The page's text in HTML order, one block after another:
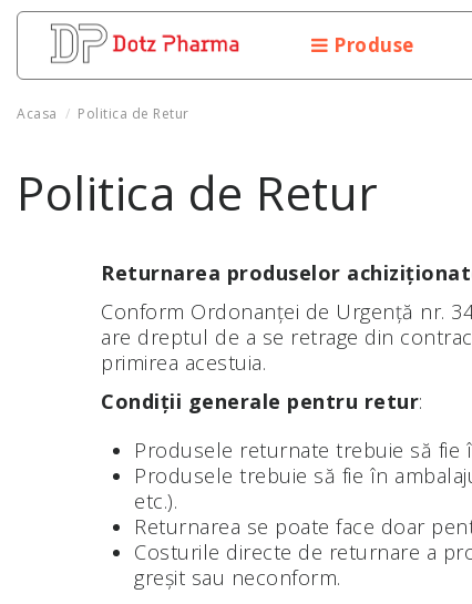
Produse
Acasa Politica de Retur
Politica de Retur
Returnarea produselor
Conform Ordonanței de Urgență nr.
are dreptul de a se retrage din
primirea acestuia.
Condiții generale pentru retur:
Produsele returnate trebuie să fie
Produsele trebuie să fie în
etc.).
Returnarea se poate face doar
Costurile directe de returnare a
greșit sau neconform.